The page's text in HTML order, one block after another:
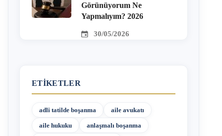
Görünüyorum Ne
Yapmalıyım? 2026
30/05/2026
ETIKETLER
adli tatilde boşanma aile avukatı
aile hukuku anlaşmalı boşanma